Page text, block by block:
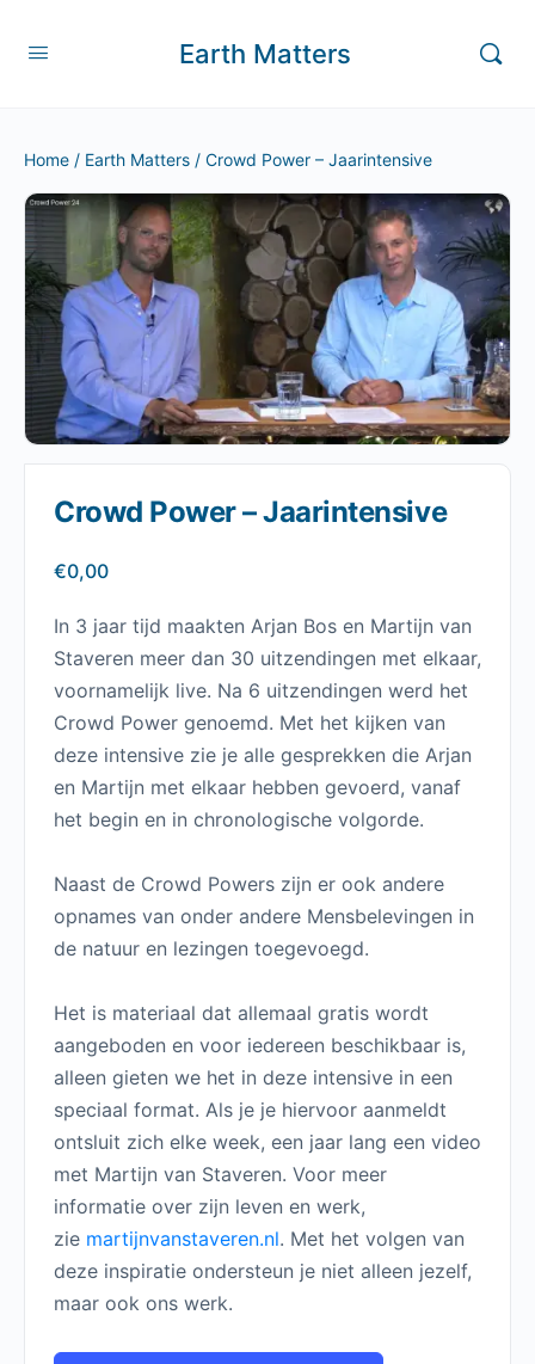
Earth Matters
Home / Earth Matters / Crowd Power – Jaarintensive
Crowd Power – Jaarintensive
€0,00
In 3 jaar tijd maakten Arjan Bos en Martijn van
Staveren meer dan 30 uitzendingen met elkaar,
voornamelijk live. Na 6 uitzendingen werd het
Crowd Power genoemd. Met het kijken van
deze intensive zie je alle gesprekken die Arjan
en Martijn met elkaar hebben gevoerd, vanaf
het begin en in chronologische volgorde.
Naast de Crowd Powers zijn er ook andere
opnames van onder andere Mensbelevingen in
de natuur en lezingen toegevoegd.
Het is materiaal dat allemaal gratis wordt
aangeboden en voor iedereen beschikbaar is,
alleen gieten we het in deze intensive in een
speciaal format. Als je je hiervoor aanmeldt
ontsluit zich elke week, een jaar lang een video
met Martijn van Staveren. Voor meer
informatie over zijn leven en werk,
zie martijnvanstaveren.nl. Met het volgen van
deze inspiratie ondersteun je niet alleen jezelf,
maar ook ons werk.